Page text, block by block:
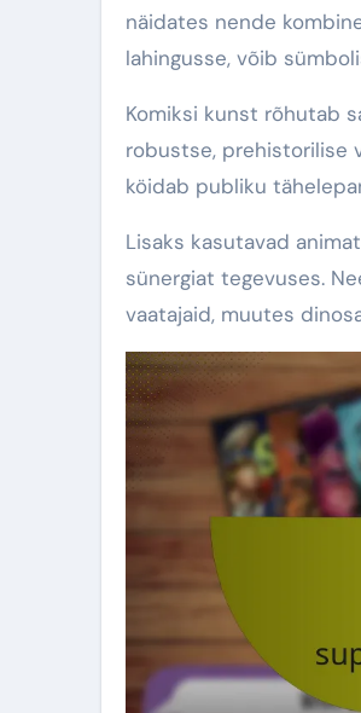
näidates nende
lahingusse, võib
Komiksi kunst rõhutab
robustse, prehistorilise
köidab publiku
Lisaks kasutavad
sünergiat tegevuses.
vaatajaid, muutes